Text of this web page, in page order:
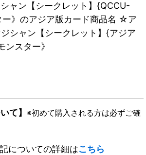
ャン【シークレット】{QCCU-
ー》のアジア版カード商品名 ☆ア
シャン【シークレット】{アジア
スター》
て】 ※初めて購入される方は必ずご確
についての詳細はこちら